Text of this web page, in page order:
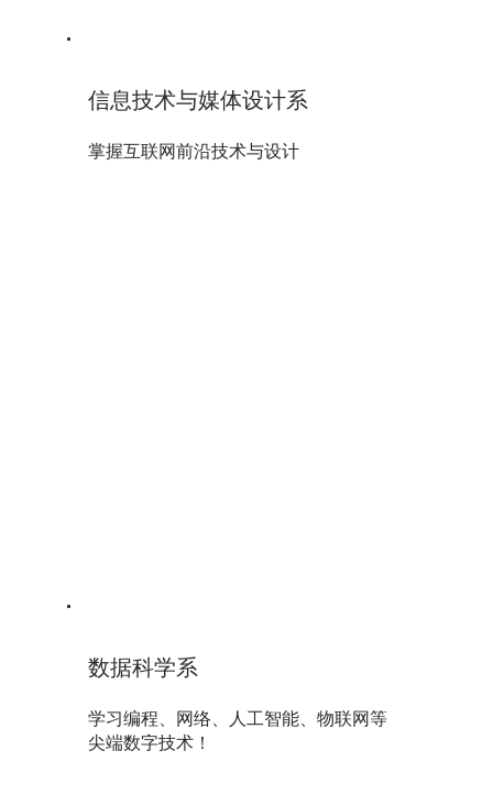
信息技术与媒体设计系
掌握互联网前沿技术与设计
数据科学系
学习编程、网络、人工智能、物联网等
尖端数字技术！